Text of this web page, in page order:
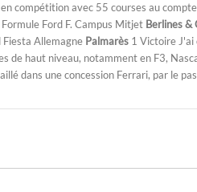
compétition avec 55 courses au
Formule Ford F. Campus Mitjet Berlines &
Fiesta Allemagne Palmarès 1 Victoire J'ai
de haut niveau, notamment en F3,
dans une concession Ferrari, par le